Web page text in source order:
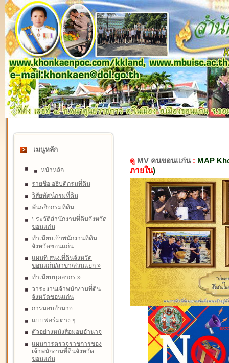
เมนูหลัก
หน้าหลัก
รายชื่อ อธิบดีกรมที่ดิน
วิสัยทัศน์กรมที่ดิน
พันธกิจกรมที่ดิน
ประวัติสำนักงานที่ดินจังหวัด
ขอนแก่น
ทำเนียบเจ้าพนักงานที่ดิน
จังหวัดขอนแก่น
แผนที่ สนง.ที่ดินจังหวัด
ขอนแก่น/สาขา/ส่วนแยก »
ทำเนียบบุคลากร »
วาระงานเจ้าพนักงานที่ดิน
จังหวัดขอนแก่น
การมอบอำนาจ
แบบฟอร์มต่าง ๆ
ตัวอย่างหนังสือมอบอำนาจ
แผนการตรวจราชการของ
เจ้าพนักงานที่ดินจังหวัด
ขอนแก่น
ดู MV คนขอนแก่น: MAP
ภายใน)